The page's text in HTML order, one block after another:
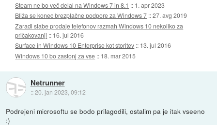
Steam ne bo več delal na Windows 7 in 8.1 :: 1. apr 2023
Bliža se konec brezplačne podpore za Windows 7 ::27. avg 2019
Zaradi slabe prodaje telefonov razmah Windows 10 nekoliko za
pričakovanji :: 16. jul 2016
Surface in Windows 10 Enterprise kot storitev :: 13. jul 2016
Windows 10 bo zastonj za vse :: 18. mar 2015
Netrunner
::20. jan 2023, 09:12
Podrejeni microsoftu se bodo prilagodili, ostalim pa je itak vseeno
:)